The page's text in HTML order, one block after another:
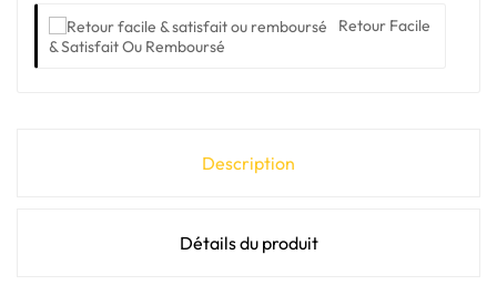
Retour Facile
& Satisfait Ou Remboursé
Description
Détails du produit